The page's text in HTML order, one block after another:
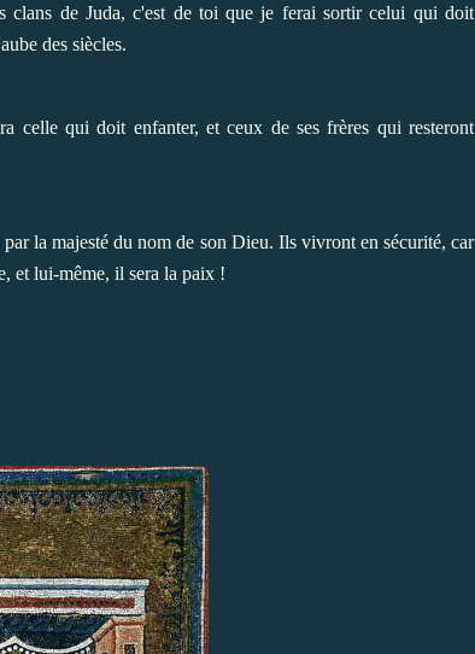
clans de Juda, c'est de toi que je ferai sortir celui qui doit
des siècles.
celle qui doit enfanter, et ceux de ses frères qui resteront
la majesté du nom de son Dieu. Ils vivront en sécurité, car
et lui-même, il sera la paix !